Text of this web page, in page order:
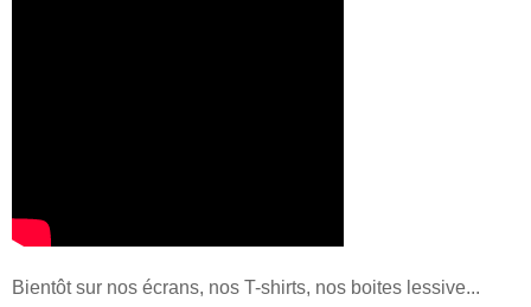
Bientôt sur nos écrans, nos T-shirts, nos boites lessive...